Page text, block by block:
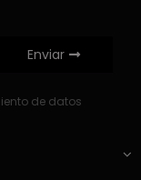
Enviar
de datos